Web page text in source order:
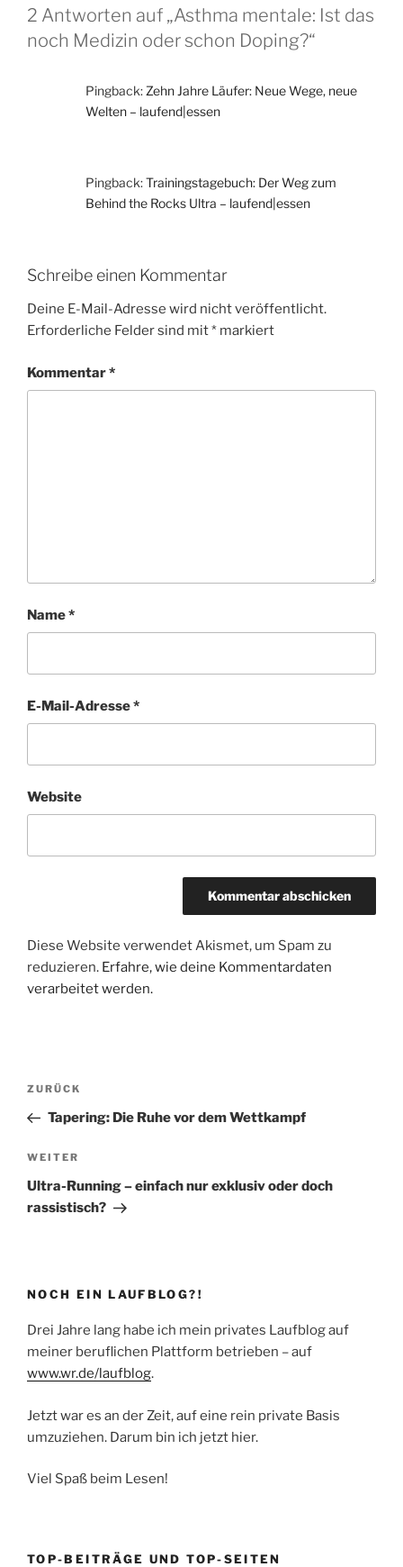
2 Antworten auf „Asthma mentale: Ist das
noch Medizin oder schon Doping?“
Pingback: Zehn Jahre Läufer: Neue Wege, neue
Welten – laufend|essen
Pingback:Trainingstagebuch: Der Weg zum
Behind the Rocks Ultra – laufend|essen
Schreibe einen Kommentar
Deine E-Mail-Adresse wird nicht veröffentlicht.
Erforderliche Felder sind mit* markiert
Kommentar*
Name*
E-Mail-Adresse*
Website
Diese Website verwendet Akismet, um Spam zu
reduzieren. Erfahre, wie deine Kommentardaten
verarbeitet werden.
Beitragsnavigation
Vorheriger
Beitrag
ZURÜCK
Tapering: Die Ruhe vor dem Wettkampf
Nächster
Beitrag
WEITER
Ultra-Running – einfach nur exklusiv oder doch
rassistisch?
NOCH EIN LAUFBLOG?!
Drei Jahre lang habe ich mein privates Laufblog auf
meiner beruflichen Plattform betrieben – auf
www.wr.de/laufblog.
Jetzt war es an der Zeit, auf eine rein private Basis
umzuziehen. Darum bin ich jetzt hier.
Viel Spaß beim Lesen!
TOP-BEITRÄGE UND TOP-SEITEN